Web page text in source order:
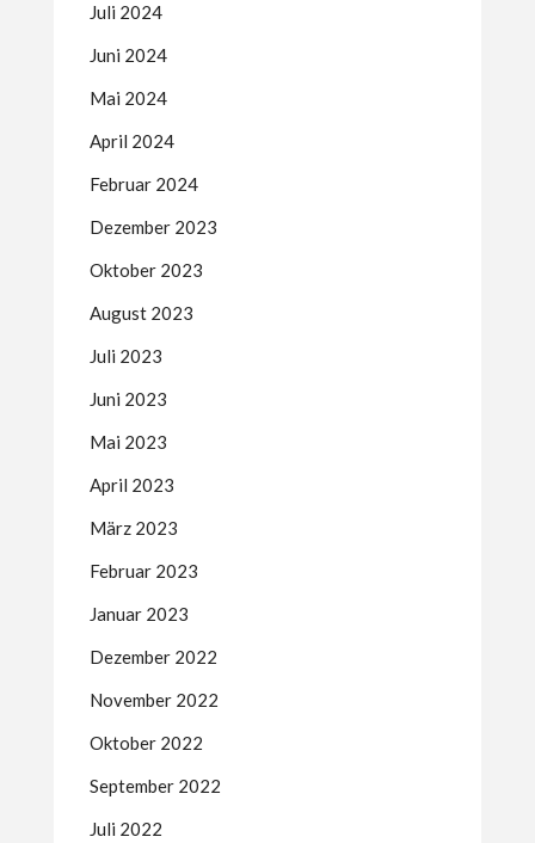
Juli 2024
Juni 2024
Mai 2024
April 2024
Februar 2024
Dezember 2023
Oktober 2023
August 2023
Juli 2023
Juni 2023
Mai 2023
April 2023
März 2023
Februar 2023
Januar 2023
Dezember 2022
November 2022
Oktober 2022
September 2022
Juli 2022